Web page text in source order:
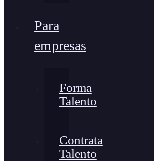
Para
empresas
Forma
Talento
Contrata
Talento